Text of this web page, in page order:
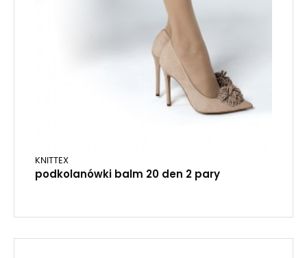
KNITTEX
podkolanówki balm 20 den 2 pary